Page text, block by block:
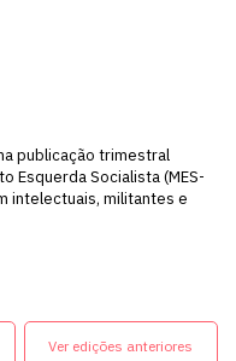
publicação trimestral
Esquerda Socialista (MES-
intelectuais, militantes e
Ver edições anteriores